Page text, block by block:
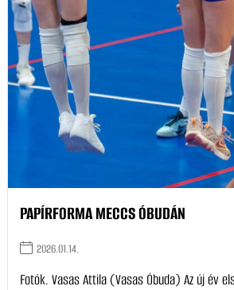
PAPÍRFORMA MECCS ÓBUDÁN
2026.01.14.
Fotók. Vasas Attila (Vasas Óbuda) Az új év